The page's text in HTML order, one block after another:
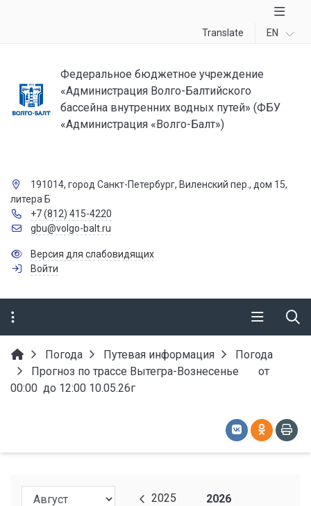
Translate EN
Федеральное бюджетное учреждение
«Администрация Волго-Балтийского
бассейна внутренних водных путей» (ФБУ
«Администрация «Волго-Балт»)
191014, город Санкт-Петербург, Виленский пер., дом 15,
литера Б
+7 (812) 415-4220
gbu@volgo-balt.ru
Версия для слабовидящих
Войти
Погода Путевая информация
Погода
Прогноз по трассе Вытегра-Вознесенье от
00:00 до 12:00 10.05.26г
2025 2026